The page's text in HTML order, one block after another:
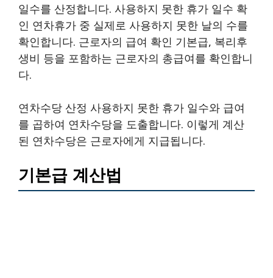
일수를 산정합니다. 사용하지 못한 휴가 일수 확
인 연차휴가 중 실제로 사용하지 못한 날의 수를
확인합니다. 근로자의 급여 확인 기본급, 복리후
생비 등을 포함하는 근로자의 총급여를 확인합니
다.
연차수당 산정 사용하지 못한 휴가 일수와 급여
를 곱하여 연차수당을 도출합니다. 이렇게 계산
된 연차수당은 근로자에게 지급됩니다.
기본급 계산법